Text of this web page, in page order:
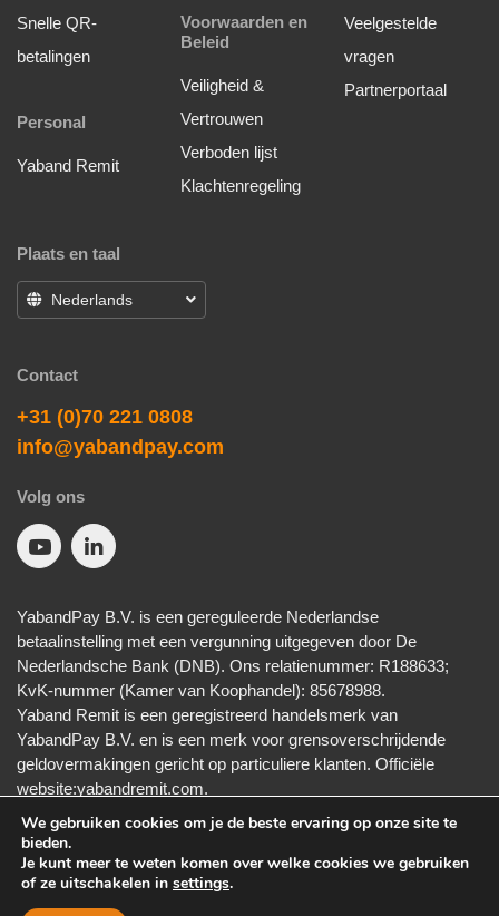
Snelle QR-
betalingen
Personal
Yaband Remit
Voorwaarden en
Beleid
Veiligheid &
Vertrouwen
Verboden lijst
Klachtenregeling
Veelgestelde
vragen
Partnerportaal
Plaats en taal
Nederlands
Contact
+31 (0)70 221 0808
info@yabandpay.com
Volg ons
YabandPay B.V. is een gereguleerde Nederlandse
betaalinstelling met een vergunning uitgegeven door De
Nederlandsche Bank (DNB). Ons relatie­nummer: R188633;
KvK-nummer (Kamer van Koophandel): 85678988.
Yaband Remit is een geregistreerd handelsmerk van
YabandPay B.V. en is een merk voor grensoverschrijdende
geldovermakingen gericht op particuliere klanten. Officiële
website:yabandremit.com.
Algemene Voorwaarden
Disclaimer
We gebruiken cookies om je de beste ervaring op onze site te
bieden.
Je kunt meer te weten komen over welke cookies we gebruiken
of ze uitschakelen in settings.